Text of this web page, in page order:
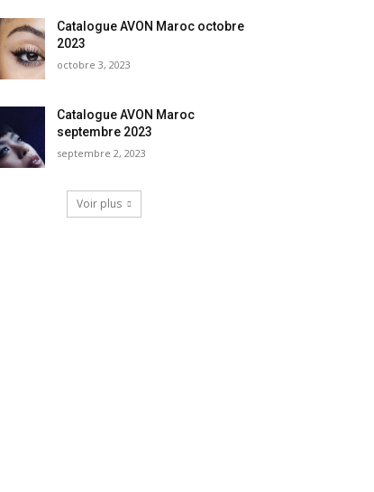
Catalogue AVON Maroc octobre
2023
octobre 3, 2023
Catalogue AVON Maroc
septembre 2023
septembre 2, 2023
Voir plus